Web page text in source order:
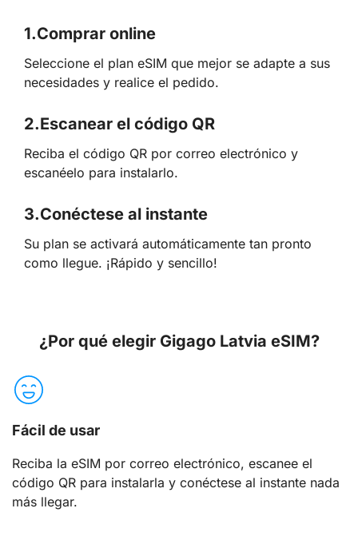
1.Comprar online
Seleccione el plan eSIM que mejor se adapte a sus
necesidades y realice el pedido.
2.Escanear el código QR
Reciba el código QR por correo electrónico y
escanéelo para instalarlo.
3.Conéctese al instante
Su plan se activará automáticamente tan pronto
como llegue. ¡Rápido y sencillo!
¿Por qué elegir Gigago Latvia eSIM?
Fácil de usar
Reciba la eSIM por correo electrónico, escanee el
código QR para instalarla y conéctese al instante nada
más llegar.